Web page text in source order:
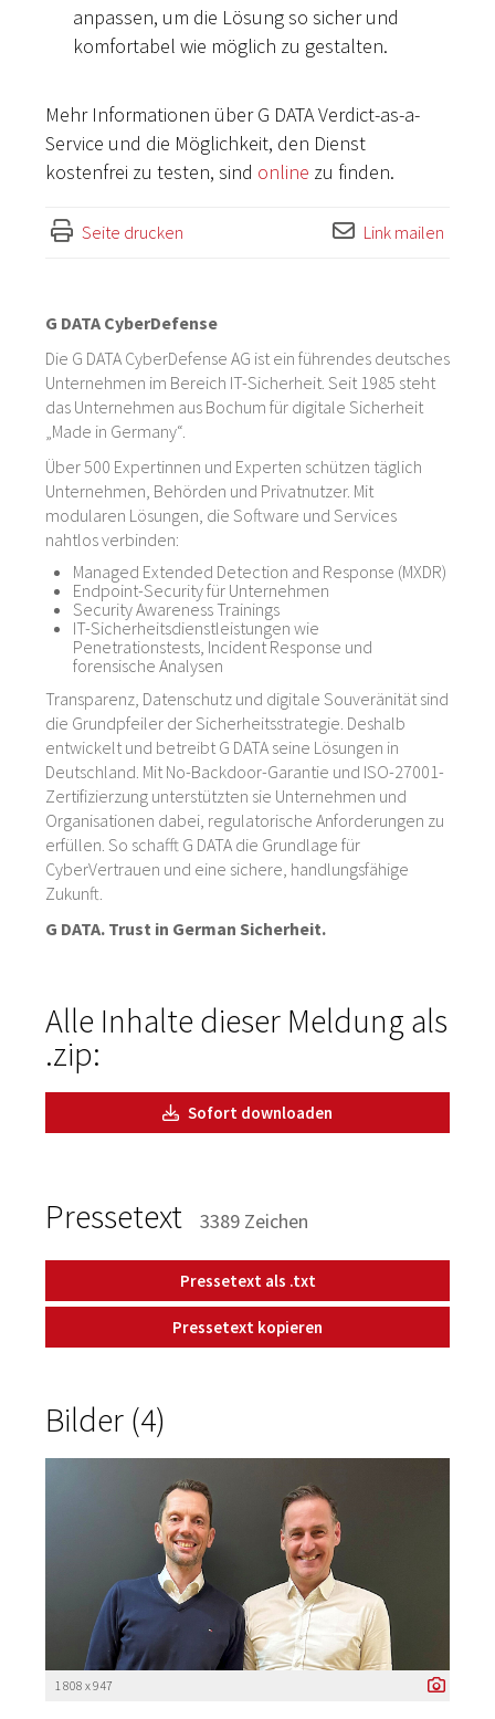
anpassen, um die Lösung so sicher und
komfortabel wie möglich zu gestalten.
Mehr Informationen über G DATA Verdict-as-a-
Service und die Möglichkeit, den Dienst
kostenfrei zu testen, sind online zu finden.
Seite drucken Link mailen
G DATA CyberDefense
Die G DATA CyberDefense AG ist ein führendes deutsches
Unternehmen im Bereich IT-Sicherheit. Seit 1985 steht
das Unternehmen aus Bochum für digitale Sicherheit
„Made in Germany“.
Über 500 Expertinnen und Experten schützen täglich
Unternehmen, Behörden und Privatnutzer. Mit
modularen Lösungen, die Software und Services
nahtlos verbinden:
Managed Extended Detection and Response (MXDR)
Endpoint-Security für Unternehmen
Security Awareness Trainings
IT-Sicherheitsdienstleistungen wie
Penetrationstests, Incident Response und
forensische Analysen
Transparenz, Datenschutz und digitale Souveränität sind
die Grundpfeiler der Sicherheitsstrategie. Deshalb
entwickelt und betreibt G DATA seine Lösungen in
Deutschland. Mit No-Backdoor-Garantie und ISO-27001-
Zertifizierzung unterstützten sie Unternehmen und
Organisationen dabei, regulatorische Anforderungen zu
erfüllen. So schafft G DATA die Grundlage für
CyberVertrauen und eine sichere, handlungsfähige
Zukunft.
G DATA. Trust in German Sicherheit.
Alle Inhalte dieser Meldung als
.zip:
Sofort downloaden
Pressetext 3389 Zeichen
Pressetext als .txt
Pressetext kopieren
Bilder (4)
1 808 x 947